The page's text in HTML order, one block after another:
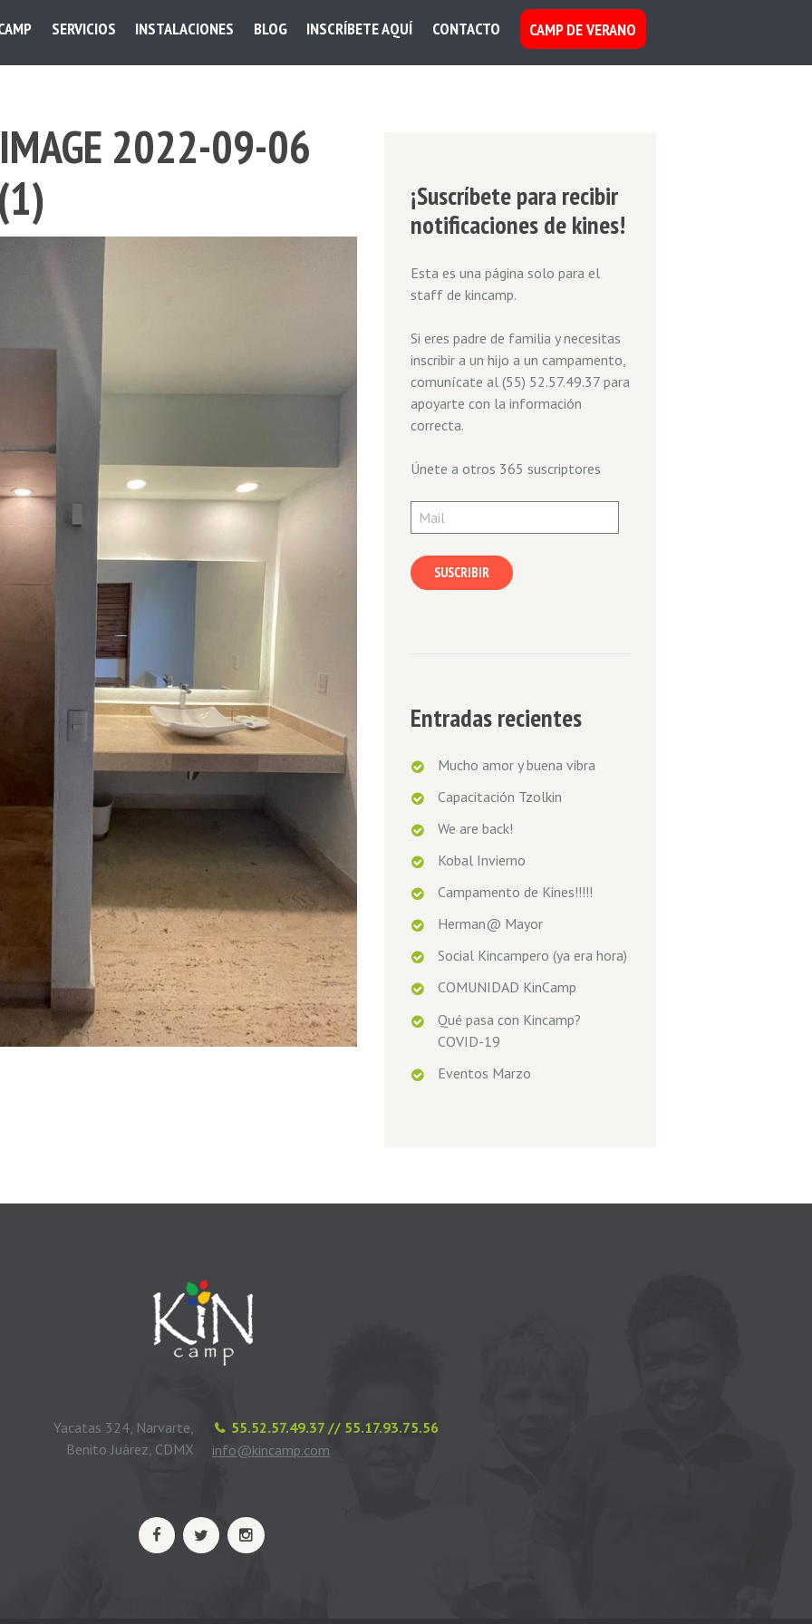
SERVICIOS INSTALACIONES BLOG INSCRÍBETE AQUÍ CONTACTO CAMP DE VERANO
2022-09-06
¡Suscríbete para recibir
notificaciones de kines!
Esta es una página solo para el
staff de kincamp.
Si eres padre de familia y necesitas
inscribir a un hijo a un campamento,
comunícate al (55) 52.57.49.37 para
apoyarte con la información
correcta.
Únete a otros 365 suscriptores
Mail
SUSCRIBIR
Entradas recientes
Mucho amor y buena vibra
Capacitación Tzolkin
We are back!
Kobal Invierno
Campamento de Kines!!!!!
Herman@ Mayor
Social Kincampero (ya era hora)
COMUNIDAD KinCamp
Qué pasa con Kincamp?
COVID-19
Eventos Marzo
55.52.57.49.37 // 55.17.93.75.56
info@kincamp.com
Yacatas 324, Narvarte,
Benito Juárez, CDMX